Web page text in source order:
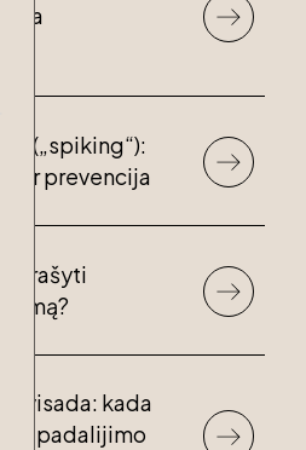
(„spiking“):
ir prevencija
prašyti
visada: kada
padalijimo